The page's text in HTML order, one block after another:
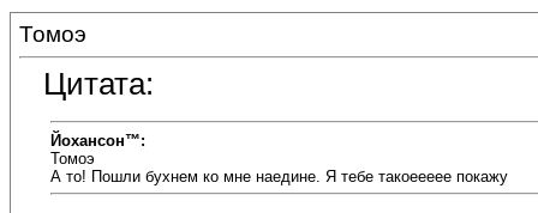
Томоэ
Цитата:
Йохансон™:
Томоэ
А то! Пошли бухнем ко мне наедине. Я тебе такоеееее покажу